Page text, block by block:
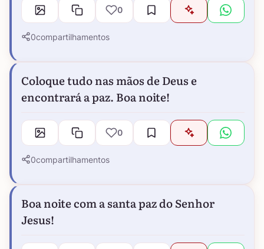
0
0compartilhamentos
Coloque tudo nas mãos de Deus e
encontrará a paz. Boa noite!
0
0compartilhamentos
Boa noite com a santa paz do Senhor
Jesus!